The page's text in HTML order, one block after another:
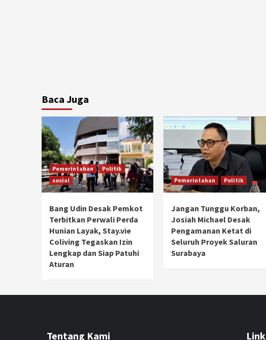
Baca Juga
Pemerintahan
Politik
sosial
Bang Udin Desak Pemkot
Terbitkan Perwali Perda
Hunian Layak, Stay.vie
Coliving Tegaskan Izin
Lengkap dan Siap Patuhi
Aturan
Pemerintahan Politik
Jangan Tunggu Korban,
Josiah Michael Desak
Pengamanan Ketat di
Seluruh Proyek Saluran
Surabaya
Tentang Kami Link